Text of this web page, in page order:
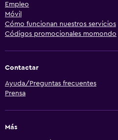
Empleo
Móvil
Cómo funcionan nuestros servicios
Códigos promocionales momondo
Contactar
Ayuda/Preguntas frecuentes
Prensa
Más